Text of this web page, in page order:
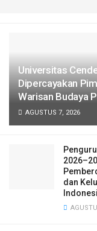
Universitas
Dipercayakan
Warisan Budaya
AGUSTUS 7, 2026
dan